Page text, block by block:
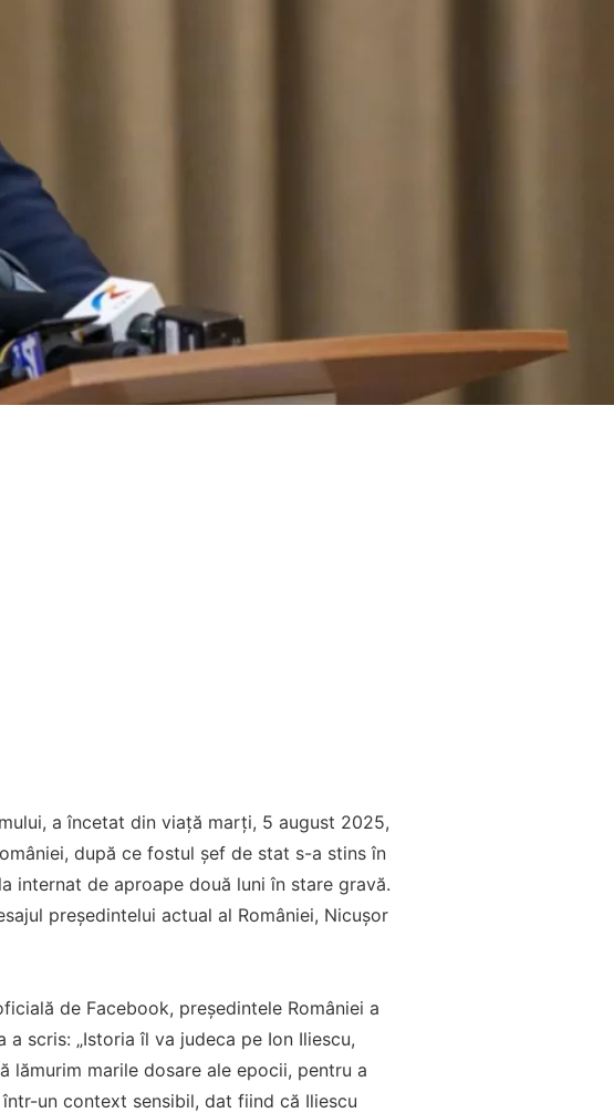
a încetat din viață marți, 5 august 2025,
după ce fostul șef de stat s-a stins în
internat de aproape două luni în stare gravă.
președintelui actual al României, Nicușor
de Facebook, președintele României a
scris: „Istoria îl va judeca pe Ion Iliescu,
lămurim marile dosare ale epocii, pentru a
un context sensibil, dat fiind că Iliescu